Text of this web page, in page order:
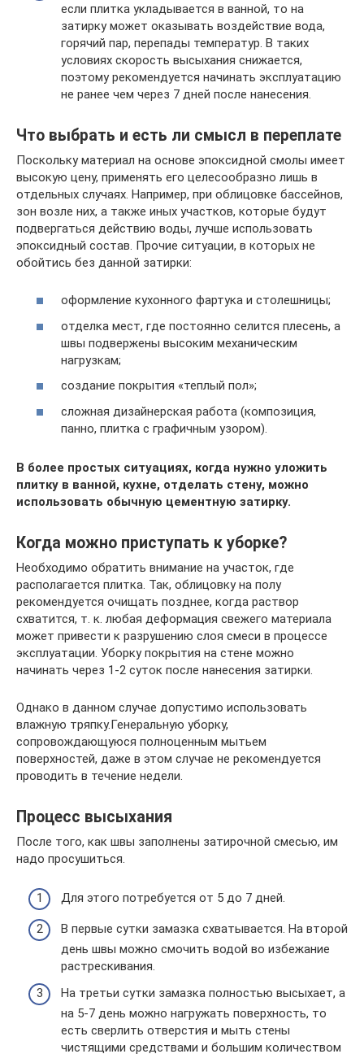
если плитка укладывается в ванной, то на
затирку может оказывать воздействие вода,
горячий пар, перепады температур. В таких
условиях скорость высыхания снижается,
поэтому рекомендуется начинать эксплуатацию
не ранее чем через 7 дней после нанесения.
Что выбрать и есть ли смысл в переплате
Поскольку материал на основе эпоксидной смолы имеет
высокую цену, применять его целесообразно лишь в
отдельных случаях. Например, при облицовке бассейнов,
зон возле них, а также иных участков, которые будут
подвергаться действию воды, лучше использовать
эпоксидный состав. Прочие ситуации, в которых не
обойтись без данной затирки:
оформление кухонного фартука и столешницы;
отделка мест, где постоянно селится плесень, а
швы подвержены высоким механическим
нагрузкам;
создание покрытия «теплый пол»;
сложная дизайнерская работа (композиция,
панно, плитка с графичным узором).
В более простых ситуациях, когда нужно уложить
плитку в ванной, кухне, отделать стену, можно
использовать обычную цементную затирку.
Когда можно приступать к уборке?
Необходимо обратить внимание на участок, где
располагается плитка. Так, облицовку на полу
рекомендуется очищать позднее, когда раствор
схватится, т. к. любая деформация свежего материала
может привести к разрушению слоя смеси в процессе
эксплуатации. Уборку покрытия на стене можно
начинать через 1-2 суток после нанесения затирки.
Однако в данном случае допустимо использовать
влажную тряпку.Генеральную уборку,
сопровождающуюся полноценным мытьем
поверхностей, даже в этом случае не рекомендуется
проводить в течение недели.
Процесс высыхания
После того, как швы заполнены затирочной смесью, им
надо просушиться.
Для этого потребуется от 5 до 7 дней.
В первые сутки замазка схватывается. На второй
день швы можно смочить водой во избежание
растрескивания.
На третьи сутки замазка полностью высыхает, а
на 5-7 день можно нагружать поверхность, то
есть сверлить отверстия и мыть стены
чистящими средствами и большим количеством